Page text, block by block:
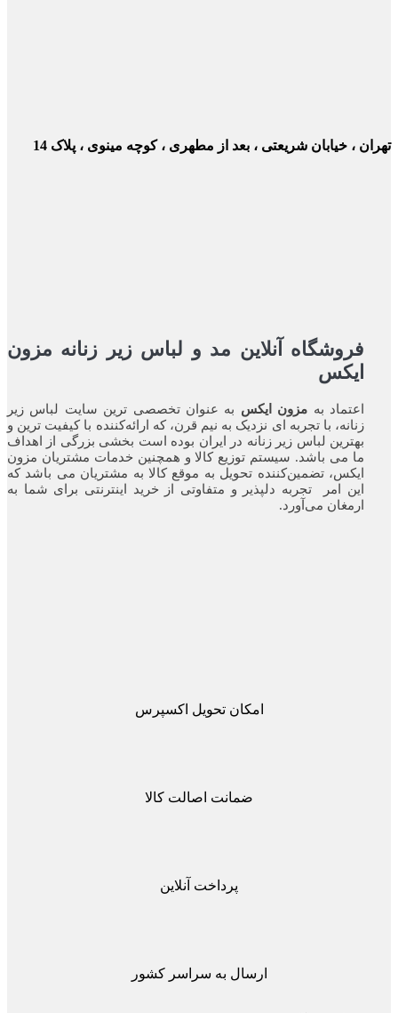
، خیابان شریعتی ، بعد از مطهری ، کوچه مینوی ، پلاک 14
فروشگاه آنلاین مد و لباس زیر زنانه مزون
ایکس
اعتماد بهمزون ایکس به عنوان تخصصی ترین سایت لباس زیر
زنانه، با تجربه ای نزدیک به نیم قرن، که ارائه‌کننده با کیفیت ترین و
بهترین لباس زیر زنانه در ایران بوده ‌است بخشی بزرگی از اهداف
ما می باشد. سیستم توزیع کالا و همچنین خدمات مشتریان مزون
ایکس، تضمین‌کننده‌ تحویل به موقع کالا به مشتریان می باشد که
این امر تجربه‌ دلپذیر و متفاوتی از خرید اینترنتی برای شما به
ارمغان می‌آورد.
امکان تحویل اکسپرس
ضمانت اصالت کالا
پرداخت آنلاین
ارسال به سراسر کشور